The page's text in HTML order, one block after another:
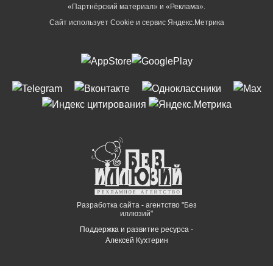
«Партнёрский материал» и «Реклама».
Сайт использует Cookie и сервиc Яндекс.Метрика
Разработка сайта - агентство "Без
иллюзий"
Поддержка и развитие ресурса -
Алексей Кухтерин